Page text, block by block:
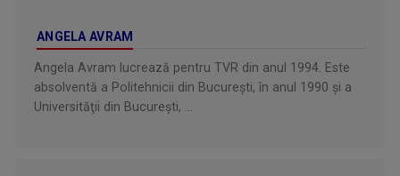
ANGELA AVRAM
Angela Avram lucrează pentru TVR din anul 1994. Este
absolventă a Politehnicii din Bucureşti, în anul 1990 şi a
Universităţii din Bucureşti, ...